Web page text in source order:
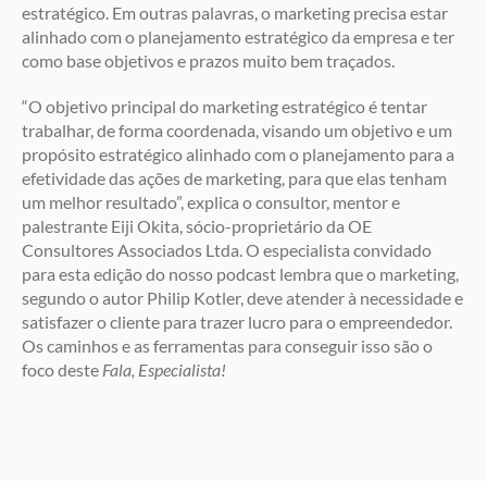
estratégico. Em outras palavras, o marketing precisa estar
alinhado com o planejamento estratégico da empresa e ter
como base objetivos e prazos muito bem traçados.
“O objetivo principal do marketing estratégico é tentar
trabalhar, de forma coordenada, visando um objetivo e um
propósito estratégico alinhado com o planejamento para a
efetividade das ações de marketing, para que elas tenham
um melhor resultado”, explica o consultor, mentor e
palestrante Eiji Okita, sócio-proprietário da OE
Consultores Associados Ltda. O especialista convidado
para esta edição do nosso podcast lembra que o marketing,
segundo o autor Philip Kotler, deve atender à necessidade e
satisfazer o cliente para trazer lucro para o empreendedor.
Os caminhos e as ferramentas para conseguir isso são o
foco deste Fala, Especialista!